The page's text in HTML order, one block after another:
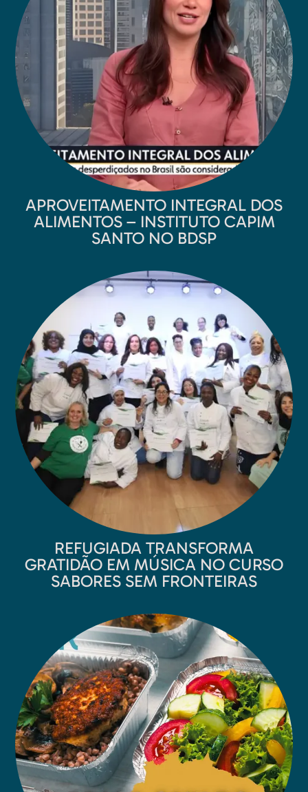
APROVEITAMENTO INTEGRAL DOS
ALIMENTOS – INSTITUTO CAPIM
SANTO NO BDSP
REFUGIADA TRANSFORMA
GRATIDÃO EM MÚSICA NO CURSO
SABORES SEM FRONTEIRAS